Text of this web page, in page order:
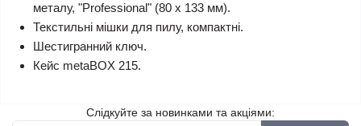
металу, "Professional" (80 x 133 мм).
Текстильні мішки для пилу, компактні.
Шестигранний ключ.
Кейс metaBOX 215.
Слідкуйте за новинками та акціями: